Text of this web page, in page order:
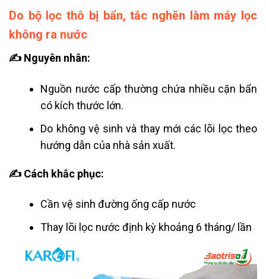
Do bộ lọc thô bị bẩn, tắc nghẽn làm máy lọc
không ra nước
✍ Nguyên nhân:
Nguồn nước cấp thường chứa nhiều cặn bẩn
có kích thước lớn.
Do không vệ sinh và thay mới các lõi lọc theo
hướng dẫn của nhà sản xuất.
✍ Cách khắc phục:
Cần vệ sinh đường ống cấp nước
Thay lõi lọc nước định kỳ khoảng 6 tháng/ lần